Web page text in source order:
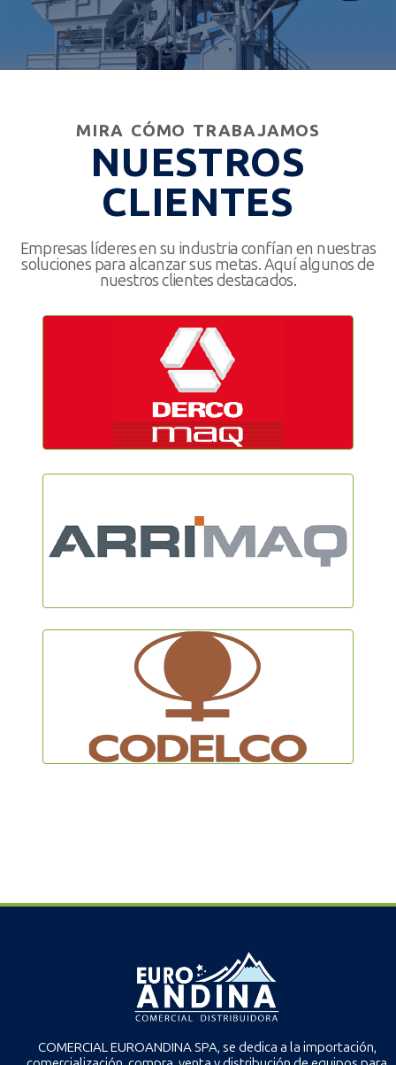
MIRA CÓMO TRABAJAMOS
NUESTROS
CLIENTES
Empresas líderes en su industria confían en nuestras
soluciones para alcanzar sus metas. Aquí algunos de
nuestros clientes destacados.
COMERCIAL EUROANDINA SPA, se dedica a la importación,